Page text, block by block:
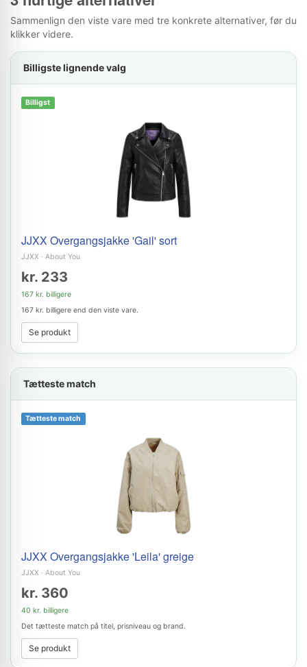
Sammenlign den viste vare med tre konkrete alternativer, før du
klikker videre.
Billigste lignende valg
Billigst
JJXX Overgangsjakke 'Gail' sort
JJXX · About You
kr. 233
167 kr. billigere
167 kr. billigere end den viste vare.
Se produkt
Tætteste match
Tætteste match
JJXX Overgangsjakke 'Leila' greige
JJXX · About You
kr. 360
40 kr. billigere
Det tætteste match på titel, prisniveau og brand.
Se produkt